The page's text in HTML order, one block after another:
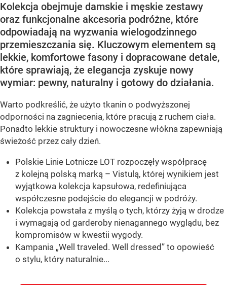
Kolekcja obejmuje damskie i męskie zestawy
oraz funkcjonalne akcesoria podróżne, które
odpowiadają na wyzwania wielogodzinnego
przemieszczania się. Kluczowym elementem są
lekkie, komfortowe fasony i dopracowane detale,
które sprawiają, że elegancja zyskuje nowy
wymiar: pewny, naturalny i gotowy do działania.
Warto podkreślić, że użyto tkanin o podwyższonej
odporności na zagniecenia, które pracują z ruchem ciała.
Ponadto lekkie struktury i nowoczesne włókna zapewniają
świeżość przez cały dzień.
Polskie Linie Lotnicze LOT rozpoczęły współpracę
z kolejną polską marką – Vistulą, której wynikiem jest
wyjątkowa kolekcja kapsułowa, redefiniująca
współczesne podejście do elegancji w podróży.
Kolekcja powstała z myślą o tych, którzy żyją w drodze
i wymagają od garderoby nienagannego wyglądu, bez
kompromisów w kwestii wygody.
Kampania „Well traveled. Well dressed” to opowieść
o stylu, który naturalnie...